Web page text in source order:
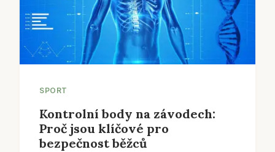
SPORT
Kontrolní body na závodech:
Proč jsou klíčové pro
bezpečnost běžců